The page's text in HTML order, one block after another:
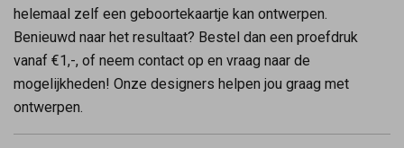
helemaal zelf een geboortekaartje kan ontwerpen.
Benieuwd naar het resultaat? Bestel dan een proefdruk
vanaf €1,-, of neem contact op en vraag naar de
mogelijkheden! Onze designers helpen jou graag met
ontwerpen.